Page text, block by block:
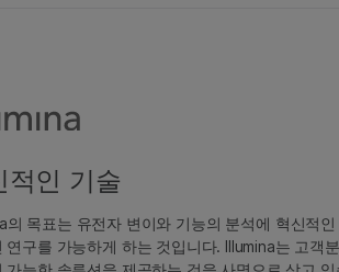
적인 기술
의 목표는 유전자 변이와 기능의 분석에 혁신적
연구를 가능하게 하는 것입니다. Illumina는 고객